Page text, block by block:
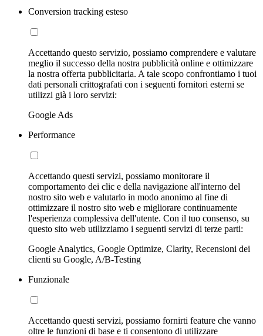
Conversion tracking esteso
Accettando questo servizio, possiamo comprendere e valutare
meglio il successo della nostra pubblicità online e ottimizzare
la nostra offerta pubblicitaria. A tale scopo confrontiamo i tuoi
dati personali crittografati con i seguenti fornitori esterni se
utilizzi già i loro servizi:
Google Ads
Performance
Accettando questi servizi, possiamo monitorare il
comportamento dei clic e della navigazione all'interno del
nostro sito web e valutarlo in modo anonimo al fine di
ottimizzare il nostro sito web e migliorare continuamente
l'esperienza complessiva dell'utente. Con il tuo consenso, su
questo sito web utilizziamo i seguenti servizi di terze parti:
Google Analytics, Google Optimize, Clarity, Recensioni dei
clienti su Google, A/B-Testing
Funzionale
Accettando questi servizi, possiamo fornirti feature che vanno
oltre le funzioni di base e ti consentono di utilizzare